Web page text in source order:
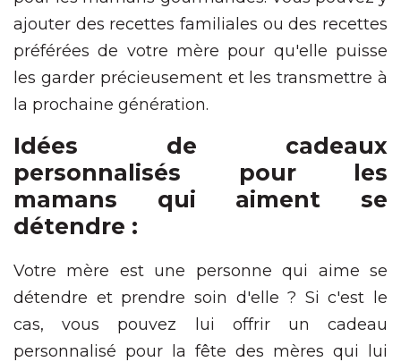
ajouter des recettes familiales ou des recettes
préférées de votre mère pour qu'elle puisse
les garder précieusement et les transmettre à
la prochaine génération.
Idées de cadeaux
personnalisés pour les
mamans qui aiment se
détendre :
Votre mère est une personne qui aime se
détendre et prendre soin d'elle ? Si c'est le
cas, vous pouvez lui offrir un cadeau
personnalisé pour la fête des mères qui lui